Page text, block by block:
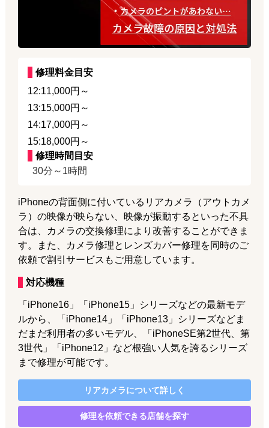
修理料金目安
12:11,000円～
13:15,000円～
14:17,000円～
15:18,000円～
修理時間目安
30分～1時間
iPhoneの背面側に付いているリアカメラ（アウトカメ
ラ）の映像が映らない、映像が振動するといった不具
合は、カメラの交換修理により改善することができま
す。また、カメラ修理とレンズカバー修理を同時のご
依頼で割引サービスもご用意しています。
対応機種
「iPhone16」「iPhone15」シリーズなどの最新モデ
ルから、「iPhone14」「iPhone13」シリーズなどま
だまだ利用者の多いモデル、「iPhoneSE第2世代、第
3世代」「iPhone12」など根強い人気を誇るシリーズ
まで修理が可能です。
リアカメラについて詳しく
修理を依頼できる店舗を探す